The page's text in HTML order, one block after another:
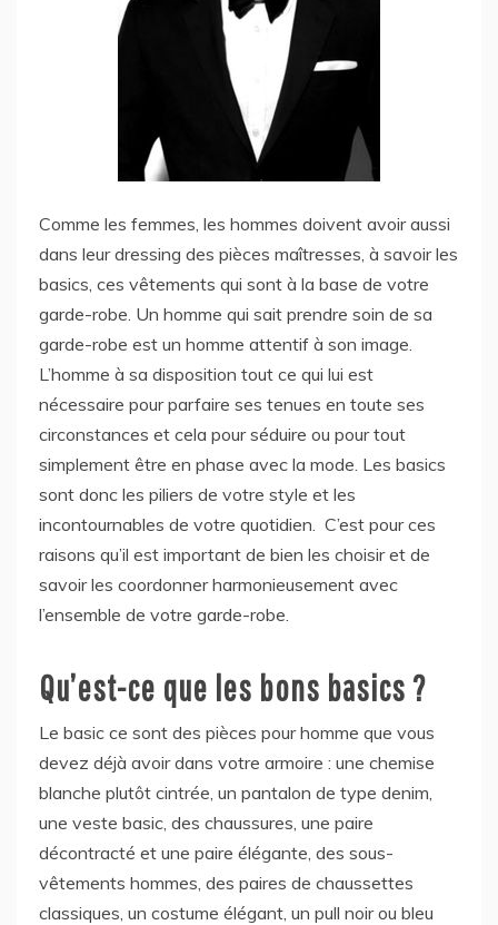
Comme les femmes, les hommes doivent avoir aussi
dans leur dressing des pièces maîtresses, à savoir les
basics, ces vêtements qui sont à la base de votre
garde-robe. Un homme qui sait prendre soin de sa
garde-robe est un homme attentif à son image.
L’homme à sa disposition tout ce qui lui est
nécessaire pour parfaire ses tenues en toute ses
circonstances et cela pour séduire ou pour tout
simplement être en phase avec la mode. Les basics
sont donc les piliers de votre style et les
incontournables de votre quotidien. C’est pour ces
raisons qu’il est important de bien les choisir et de
savoir les coordonner harmonieusement avec
l’ensemble de votre garde-robe.
Qu’est-ce que les bons basics ?
Le basic ce sont des pièces pour homme que vous
devez déjà avoir dans votre armoire : une chemise
blanche plutôt cintrée, un pantalon de type denim,
une veste basic, des chaussures, une paire
décontracté et une paire élégante, des sous-
vêtements hommes, des paires de chaussettes
classiques, un costume élégant, un pull noir ou bleu